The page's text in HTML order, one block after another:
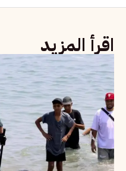
اقرأ المزيد